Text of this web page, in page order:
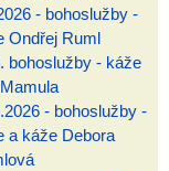
- bohoslužby -
Ondřej Ruml
bohoslužby - káže
- bohoslužby -
a káže Debora